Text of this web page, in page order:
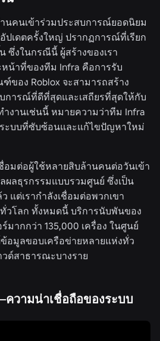
นคนเข้าร่วมประสบการณ์ยอดนิยม
ปเดตครั้งใหญ่ ปรากฏการณ์ที่เรียก
ซึ่งในกรณีนี้ ผู้สร้างของเรา
หน้าที่ของทีม Infra คือการรับ
ของ Roblox จะสามารถสร้าง
ารณ์ที่ดีที่สุดและเสถียรที่สุดให้กับ
ำงานเช่นนี้ หมายความว่าทีม Infra
ะบบที่ซับซ้อนและแก้ไขปัญหาใหม่
ชื่อมต่อผู้ใช้หลายสิบล้านคนต่อวันเข้า
ผลธุรกรรมแบบรวมศูนย์ ซึ่งเป็น
แต่เรากำลังเชื่อมต่อพวกเขา
วโลก ทั้งหมดนี้ บริการนับพันของ
มากกว่า 135,000 เครื่อง ในศูนย์
อมูลขอบเครือข่ายหลายแห่งทั่ว
ด์สาธารณะบางราย
วามน่าเชื่อถือของระบบ